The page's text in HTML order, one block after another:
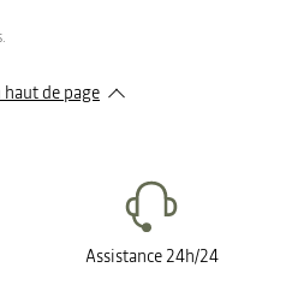
de page​
Assistance 24h/24